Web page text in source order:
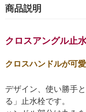
商品説明
クロスアングル止
クロスハンドルが可
デザイン、使い勝手
る」止水栓です。